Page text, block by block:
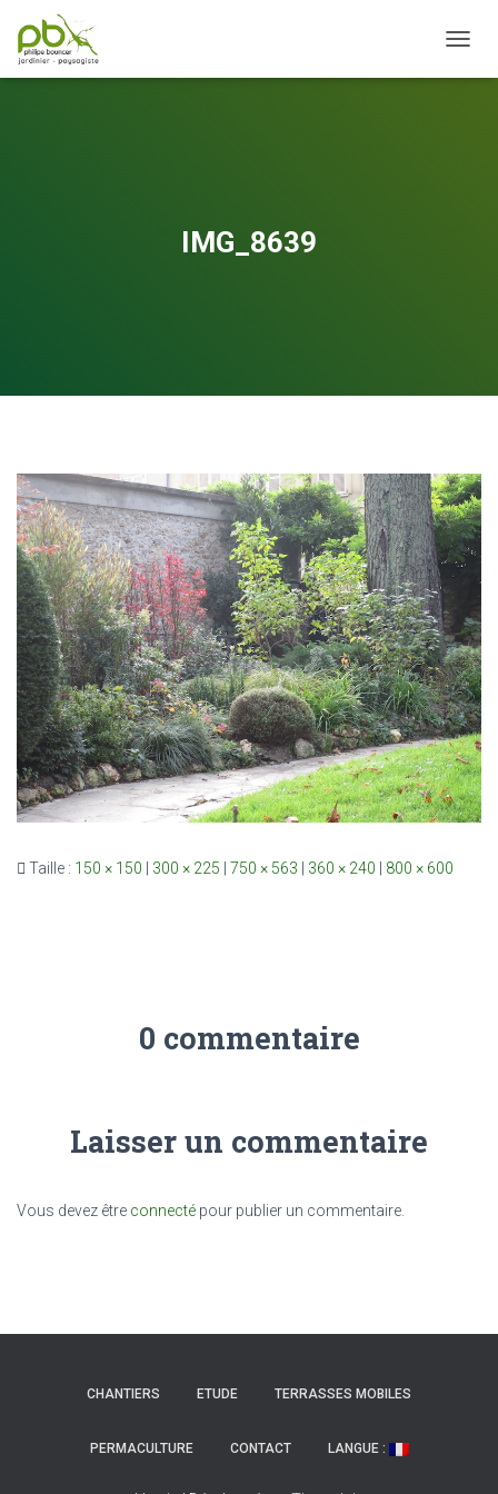
IMG_8639
Taille : 150 × 150 | 300 × 225 | 750 × 563 | 360 × 240 | 800 × 600
0 commentaire
Laisser un commentaire
Vous devez être connecté pour publier un commentaire.
CHANTIERS ETUDE TERRASSES MOBILES
PERMACULTURE CONTACT LANGUE :